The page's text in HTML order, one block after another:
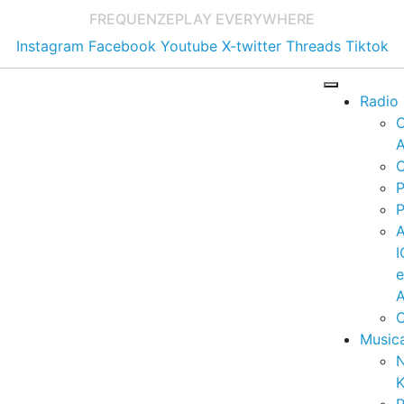
FREQUENZEPLAY EVERYWHERE
Instagram Facebook Youtube X-twitter Threads Tiktok
Radio
e